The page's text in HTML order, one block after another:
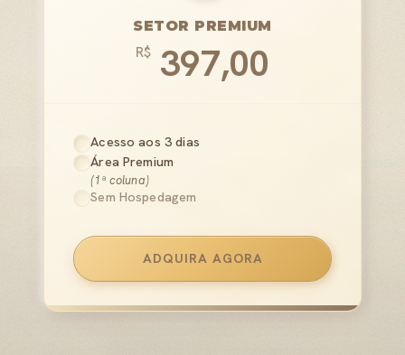
SETOR PREMIUM
R$ 397,00
Acesso aos 3 dias
Área Premium
(1ª coluna)
Sem Hospedagem
ADQUIRA AGORA